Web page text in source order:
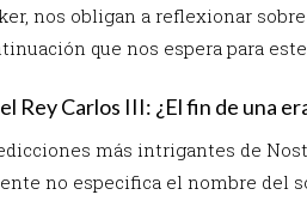
nos obligan a reflexionar
que nos espera para
Rey Carlos III: ¿El fin de una
más intrigantes de
no especifica el nombre del